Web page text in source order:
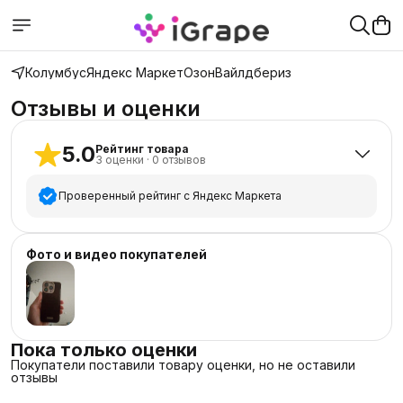
КолумбусЯндекс МаркетОзонВайлдбериз
Отзывы и оценки
5.0Рейтинг товара
3 оценки · 0 отзывов
Проверенный рейтинг с Яндекс Маркета
5 звёзд
3
4 звезды
3 звезды
2 звезды
Фото и видео покупателей
Пока только оценки
Покупатели поставили товару оценки, но не оставили
отзывы